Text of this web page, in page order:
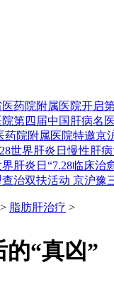
药院附属医院开启
第四届中国肝病名
院附属医院特邀京
世界肝炎日慢性肝
肝炎日“7.28临床治
治双扶活动 京沪豫
> 脂肪肝治疗 >
“真凶”